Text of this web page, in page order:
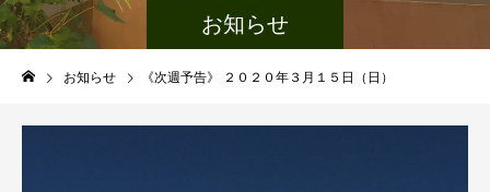
お知らせ
お知らせ 《次週予告》 ２０２０年３月１５日（日）